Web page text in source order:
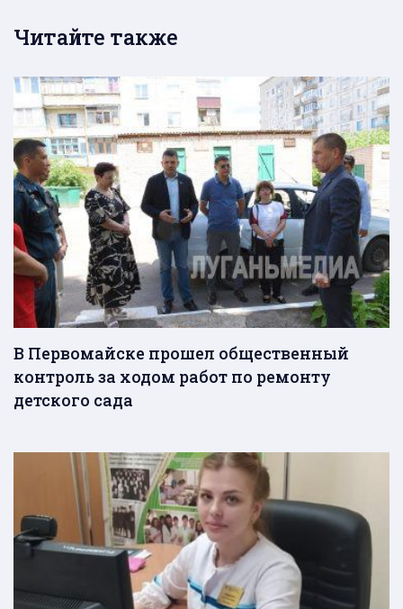
Читайте также
В Первомайске прошел общественный
контроль за ходом работ по ремонту
детского сада